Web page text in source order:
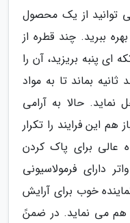
توانید از یک محصول
ببرید. چند قطره از
ای پنبه بریزید، آن را
بماند تا به مواد
حالا به آرامی
هم این فرایند را تکرار
عالی برای پاک کردن
دارای فرمولاسیونی
خوب برای آرایش
هم می نماید. در ضمنً